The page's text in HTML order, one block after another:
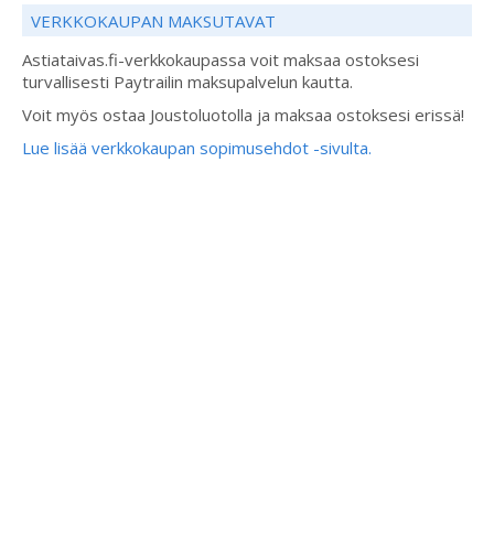
VERKKOKAUPAN MAKSUTAVAT
Astiataivas.fi-verkkokaupassa voit maksaa ostoksesi
turvallisesti Paytrailin maksupalvelun kautta.
Voit myös ostaa Joustoluotolla ja maksaa ostoksesi erissä!
Lue lisää verkkokaupan sopimusehdot -sivulta.